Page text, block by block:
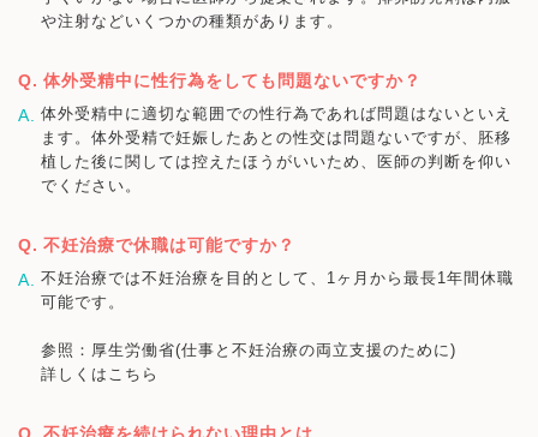
や注射などいくつかの種類があります。
体外受精中に性行為をしても問題ないですか？
体外受精中に適切な範囲での性行為であれば問題はないといえ
ます。体外受精で妊娠したあとの性交は問題ないですが、胚移
植した後に関しては控えたほうがいいため、医師の判断を仰い
でください。
不妊治療で休職は可能ですか？
不妊治療では不妊治療を目的として、1ヶ月から最長1年間休職
可能です。
参照：厚生労働省(仕事と不妊治療の両立支援のために)
詳しくはこちら
不妊治療を続けられない理由とは